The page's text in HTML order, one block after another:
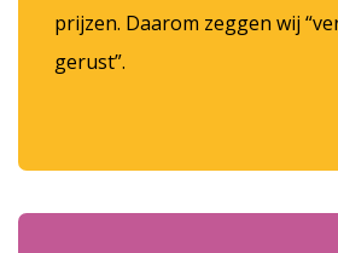
prijzen. Daarom zeggen wij
gerust”.